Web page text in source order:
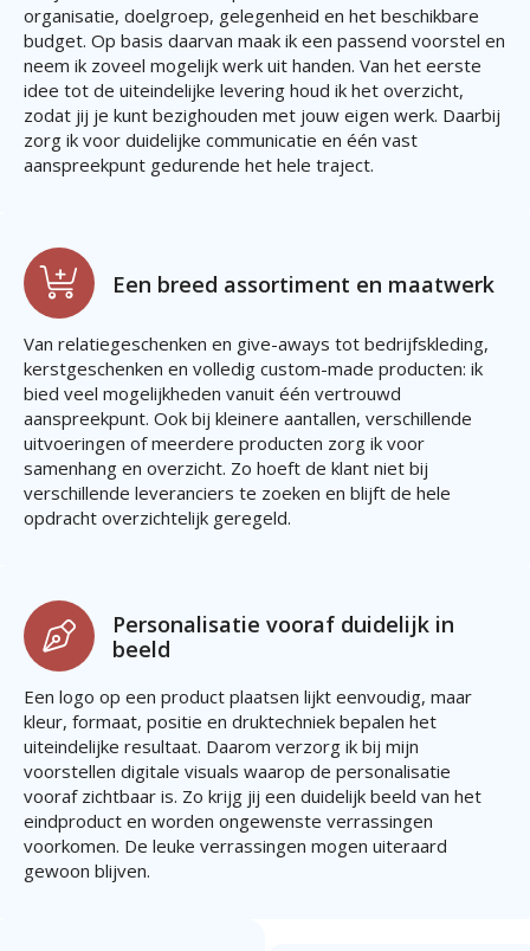
organisatie, doelgroep, gelegenheid en het beschikbare
budget. Op basis daarvan maak ik een passend voorstel en
neem ik zoveel mogelijk werk uit handen. Van het eerste
idee tot de uiteindelijke levering houd ik het overzicht,
zodat jij je kunt bezighouden met jouw eigen werk. Daarbij
zorg ik voor duidelijke communicatie en één vast
aanspreekpunt gedurende het hele traject.
Een breed assortiment en maatwerk
Van relatiegeschenken en give-aways tot bedrijfskleding,
kerstgeschenken en volledig custom-made producten: ik
bied veel mogelijkheden vanuit één vertrouwd
aanspreekpunt. Ook bij kleinere aantallen, verschillende
uitvoeringen of meerdere producten zorg ik voor
samenhang en overzicht. Zo hoeft de klant niet bij
verschillende leveranciers te zoeken en blijft de hele
opdracht overzichtelijk geregeld.
Personalisatie vooraf duidelijk in
beeld
Een logo op een product plaatsen lijkt eenvoudig, maar
kleur, formaat, positie en druktechniek bepalen het
uiteindelijke resultaat. Daarom verzorg ik bij mijn
voorstellen digitale visuals waarop de personalisatie
vooraf zichtbaar is. Zo krijg jij een duidelijk beeld van het
eindproduct en worden ongewenste verrassingen
voorkomen. De leuke verrassingen mogen uiteraard
gewoon blijven.